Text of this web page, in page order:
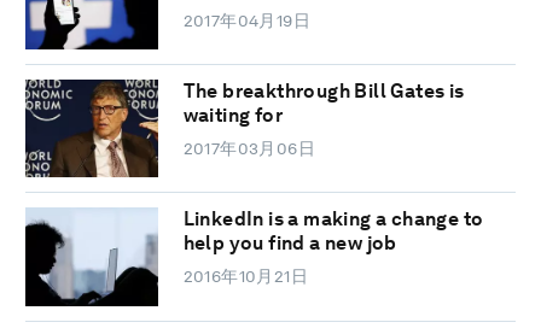
2017年04月19日
The breakthrough Bill Gates is
waiting for
2017年03月06日
LinkedIn is a making a change to
help you find a new job
2016年10月21日